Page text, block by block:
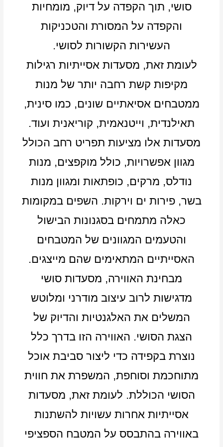
סושי, תוך הקפדה על דיוק, מומחיות
והקפדה על המסורת והטכניקות
העשירות הקשורות לסושי.
לעומת זאת, מסעדות אסייתיות רגילות
מקיפות קשת רחבה יותר של מנות
ממטבחים אסיאתיים שונים, כמו סינית,
תאילנדית, וייטנאמית, קוריאנית ועוד.
מסעדות אלו מציעות תפריט רחב הכולל
מגוון אפשרויות, כולל מוקפצים, מנות
נודלס, מרקים, כופתאות ומגוון מנות
בשר, פירות ים וירקות. השפים במקומות
כאלה מתמחים בסגנונות הבישול
והטעמים המגוונים של המטבחים
האסייתיים המתאימים שהם מייצגים.
מבחינת האווירה, מסעדות סושי
מדגישות לרוב עיצוב מודרני ומלוטש
המשלים את האלגנטיות והדיוק של
הצגת הסושי. האווירה הזו בדרך כלל
נוצרת בקפידה כדי ליצור סביבת אוכל
מתוחכמת וסוחפת, המשפרת את חווית
הסושי הכוללת. לעומת זאת, מסעדות
אסייתיות אחרות עשויות להשתנות
באווירה בהתבסס על המטבח הספציפי